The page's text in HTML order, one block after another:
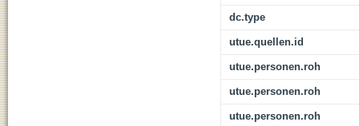
dc.type
utue.quellen.id
utue.personen.roh
utue.personen.roh
utue.personen.roh